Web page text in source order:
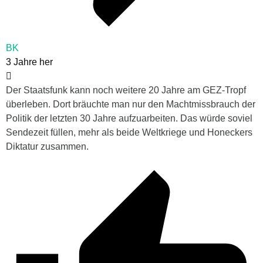
BK
3 Jahre her
Der Staatsfunk kann noch weitere 20 Jahre am GEZ-Tropf
überleben. Dort bräuchte man nur den Machtmissbrauch der
Politik der letzten 30 Jahre aufzuarbeiten. Das würde soviel
Sendezeit füllen, mehr als beide Weltkriege und Honeckers
Diktatur zusammen.